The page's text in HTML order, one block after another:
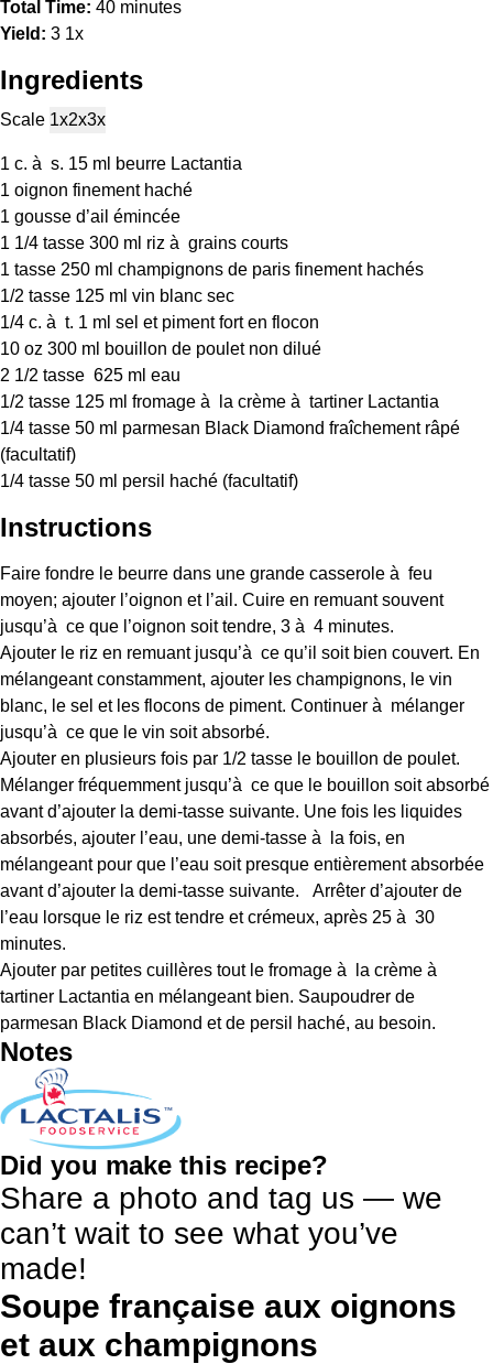
Total Time: 40 minutes
Yield: 3 1x
Ingredients
Scale 1x2x3x
1 c. à s. 15 ml beurre Lactantia
1 oignon finement haché
1 gousse d’ail émincée
1 1/4 tasse 300 ml riz à grains courts
1 tasse 250 ml champignons de paris finement hachés
1/2 tasse 125 ml vin blanc sec
1/4 c. à t. 1 ml sel et piment fort en flocon
10 oz 300 ml bouillon de poulet non dilué
2 1/2 tasse 625 ml eau
1/2 tasse 125 ml fromage à la crème à tartiner Lactantia
1/4 tasse 50 ml parmesan Black Diamond fraîchement râpé
(facultatif)
1/4 tasse 50 ml persil haché (facultatif)
Instructions
Faire fondre le beurre dans une grande casserole à feu
moyen; ajouter l’oignon et l’ail. Cuire en remuant souvent
jusqu’à ce que l’oignon soit tendre, 3 à 4 minutes.
Ajouter le riz en remuant jusqu’à ce qu’il soit bien couvert. En
mélangeant constamment, ajouter les champignons, le vin
blanc, le sel et les flocons de piment. Continuer à mélanger
jusqu’à ce que le vin soit absorbé.
Ajouter en plusieurs fois par 1/2 tasse le bouillon de poulet.
Mélanger fréquemment jusqu’à ce que le bouillon soit absorbé
avant d’ajouter la demi-tasse suivante. Une fois les liquides
absorbés, ajouter l’eau, une demi-tasse à la fois, en
mélangeant pour que l’eau soit presque entièrement absorbée
avant d’ajouter la demi-tasse suivante. Arrêter d’ajouter de
l’eau lorsque le riz est tendre et crémeux, après 25 à 30
minutes.
Ajouter par petites cuillères tout le fromage à la crème à
tartiner Lactantia en mélangeant bien. Saupoudrer de
parmesan Black Diamond et de persil haché, au besoin.
Notes
Did you make this recipe?
Share a photo and tag us — we
can’t wait to see what you’ve
made!
Soupe française aux oignons
et aux champignons